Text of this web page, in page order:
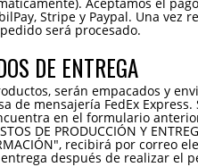
Stripe y Paypal. Una vez
será procesado.
DE ENTREGA
serán empacados y
de mensajería FedEx Express.
en el formulario
DE PRODUCCIÓN Y
recibirá por correo
después de realizar el